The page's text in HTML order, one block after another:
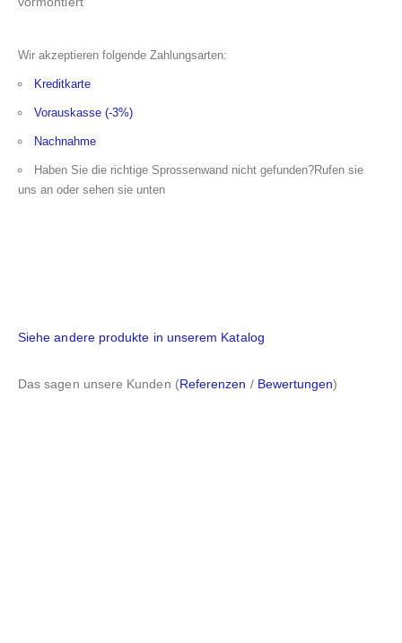
Wir akzeptieren folgende Zahlungsarten:
Kreditkarte
Vorauskasse (-3%)
Nachnahme
Haben Sie die richtige Sprossenwand nicht gefunden?Rufen sie
uns an oder sehen sie unten
Siehe andere produkte in unserem Katalog
Das sagen unsere Kunden (Referenzen / Bewertungen)